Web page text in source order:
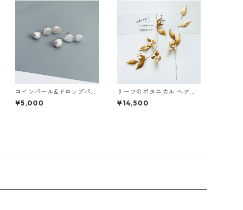
コインパール&ドロップパー
ルピアス
¥5,000
リーフのボタニカル ヘアピ
ース&ピンセット
¥14,500